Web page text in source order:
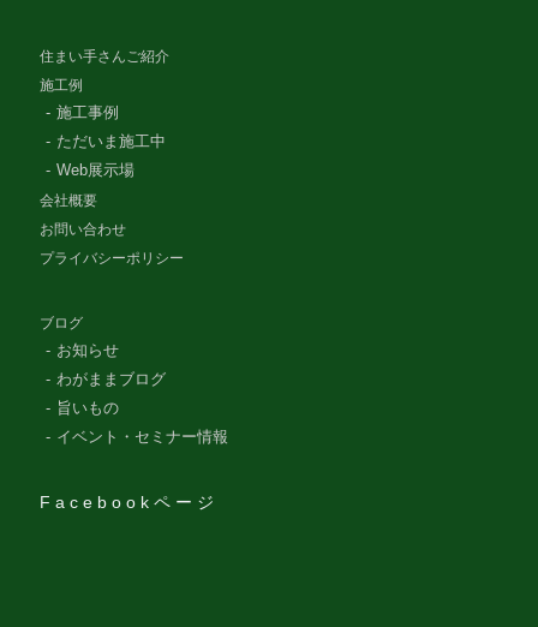
住まい手さんご紹介
施工例
施工事例
ただいま施工中
Web展示場
会社概要
お問い合わせ
プライバシーポリシー
ブログ
お知らせ
わがままブログ
旨いもの
イベント・セミナー情報
Facebookページ